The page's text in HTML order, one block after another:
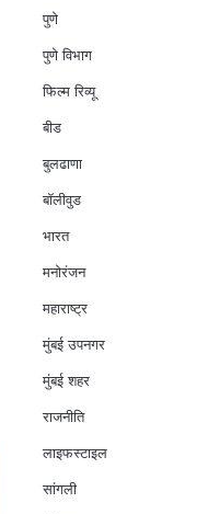
पुणे
पुणे विभाग
फिल्म रिव्यू
बीड
बुलढाणा
बॉलीवुड
भारत
मनोरंजन
महाराष्ट्र
मुंबई उपनगर
मुंबई शहर
राजनीति
लाइफस्टाइल
सांगली